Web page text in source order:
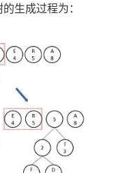
生成过程为：